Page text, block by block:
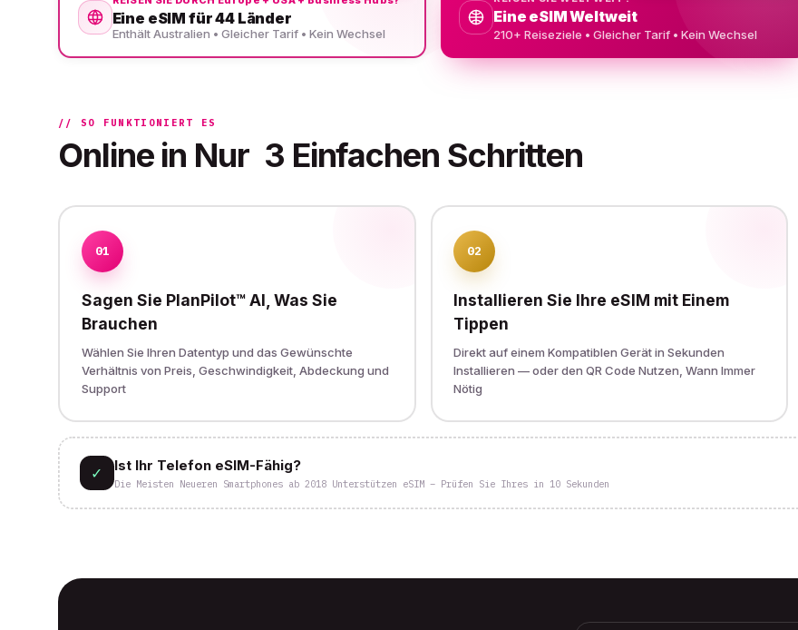
Eine eSIM für 44 Länder
Enthält Australien • Gleicher Tarif • Kein Wechsel
Eine eSIM Weltweit
210+ Reiseziele • Gleicher Tarif • Kein Wechsel
// SO FUNKTIONIERT ES
Online in Nur 3 Einfachen Schritten
01
Sagen Sie PlanPilot™ AI, Was Sie
Brauchen
Wählen Sie Ihren Datentyp und das Gewünschte
Verhältnis von Preis, Geschwindigkeit, Abdeckung und
Support
02
Installieren Sie Ihre eSIM mit Einem
Tippen
Direkt auf einem Kompatiblen Gerät in Sekunden
Installieren — oder den QR Code Nutzen, Wann Immer
Nötig
✓ Ist Ihr Telefon eSIM-Fähig?
Die Meisten Neueren Smartphones ab 2018 Unterstützen eSIM – Prüfen Sie Ihres in 10 Sekunden